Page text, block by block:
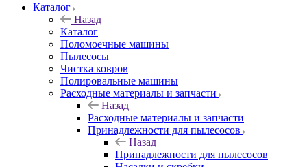
Каталог
Назад
Каталог
Поломоечные машины
Пылесосы
Чистка ковров
Полировальные машины
Расходные материалы и запчасти
Назад
Расходные материалы и запчасти
Принадлежности для пылесосов
Назад
Принадлежности для пылесосов